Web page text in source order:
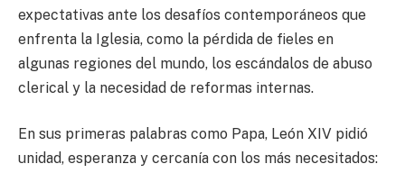
expectativas ante los desafíos contemporáneos que
enfrenta la Iglesia, como la pérdida de fieles en
algunas regiones del mundo, los escándalos de abuso
clerical y la necesidad de reformas internas.
En sus primeras palabras como Papa, León XIV pidió
unidad, esperanza y cercanía con los más necesitados: